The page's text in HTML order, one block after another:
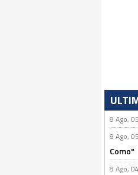
8 Ago,
8 Ago,
Como"
8 Ago,